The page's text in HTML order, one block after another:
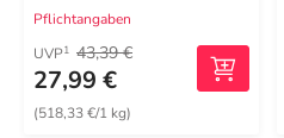
Pflichtangaben
UVP1 43,39 €
27,99 €
(518,33 €/1 kg)